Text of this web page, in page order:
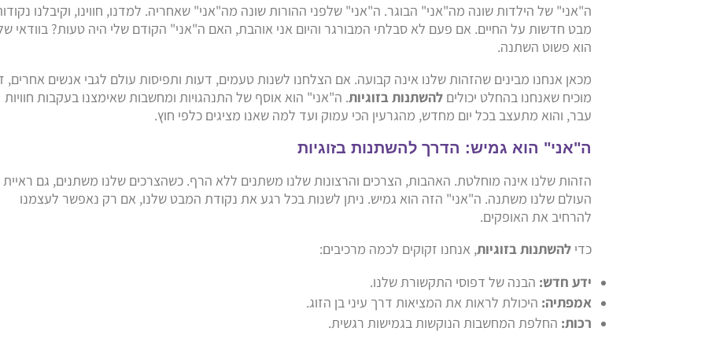
ה"אני" של הילדות שונה מה"אני" הבוגר. ה"אני" שלפני ההורות שונה מה"אני" שאחריה. למדנו, חווינו, וקיבלנו
מבט חדשות על החיים. אם פעם לא סבלתי המבורגר והיום אני אוהבת, האם ה"אני" הקודם שלי היה טעות? בוודאי
הוא פשוט השתנה.
מכאן אנחנו מבינים שהזהות שלנו אינה קבועה. אם הצלחנו לשנות טעמים, דעות ותפיסות עולם לגבי אנשים אחרים,
מוכיח שאנחנו בהחלט יכוליםלהשתנות בזוגיות. ה"אני" הוא אוסף של התנהגויות ומחשבות שאימצנו בעקבות חוויות
עבר, והוא מתעצב בכל יום מחדש, מהגרעין הכי עמוק ועד למה שאנו מציגים כלפי חוץ.
ה"אני" הוא גמיש: הדרך להשתנות בזוגיות
הזהות שלנו אינה מוחלטת. האהבות, הצרכים והרצונות שלנו משתנים ללא הרף. כשהצרכים שלנו משתנים, גם ראיית
העולם שלנו משתנה. ה"אני" הזה הוא גמיש. ניתן לשנות בכל רגע את נקודת המבט שלנו, אם רק נאפשר לעצמנו
להרחיב את האופקים.
כדילהשתנות בזוגיות, אנחנו זקוקים לכמה מרכיבים:
ידע חדש: הבנה של דפוסי התקשורת שלנו.
אמפתיה: היכולת לראות את המציאות דרך עיני בן הזוג.
רכות: החלפת המחשבות הנוקשות בגמישות רגשית.